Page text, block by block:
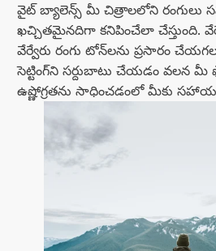
వైట్ బ్యాలెన్స్ మీ చిత్రాలలోని
ఖచ్చితమైనదిగా కనిపించేలా చేస్తుంది.
వేర్వేరు రంగు టోన్‌లను ప్రసారం
సెట్టింగ్‌ని సర్దుబాటు చేయడం వలన
ఉష్ణోగ్రతను సాధించడంలో మీకు